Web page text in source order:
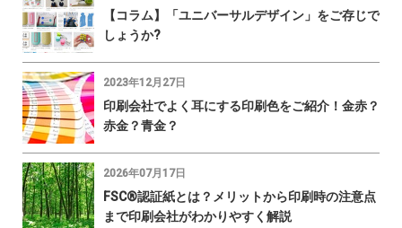
【コラム】「ユニバーサルデザイン」をご存じで
しょうか?
2023年12月27日
印刷会社でよく耳にする印刷色をご紹介！金赤？
赤金？青金？
2026年07月17日
FSC®認証紙とは？メリットから印刷時の注意点
まで印刷会社がわかりやすく解説